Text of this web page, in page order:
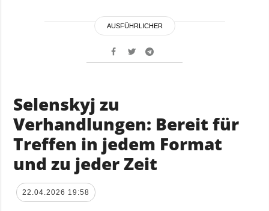
AUSFÜHRLICHER
Selenskyj zu
Verhandlungen: Bereit für
Treffen in jedem Format
und zu jeder Zeit
22.04.2026 19:58